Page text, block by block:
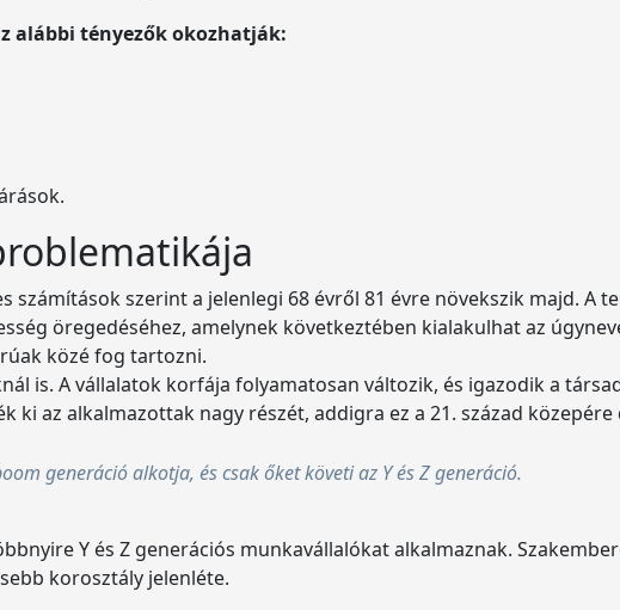
alábbi tényezők okozhatják:
számítások szerint a jelenlegi 68 évről 81 évre növekszik majd. A
öregedéséhez, amelynek következtében kialakulhat az
közé fog tartozni.
is. A vállalatok korfája folyamatosan változik, és igazodik a
ki az alkalmazottak nagy részét, addigra ez a 21. század
generáció alkotja, és csak őket követi az Y és Z generáció.
Y és Z generációs munkavállalókat alkalmaznak.
korosztály jelenléte.